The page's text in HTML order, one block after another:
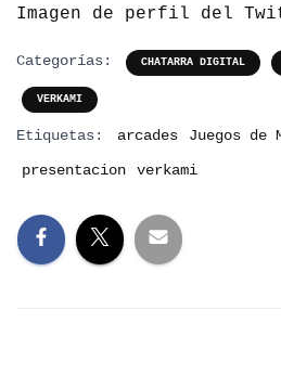
Imagen de perfil del
Categorías: CHATARRA DIGITAL
VERKAMI
Etiquetas: arcades Juegos de
presentacion
verkami